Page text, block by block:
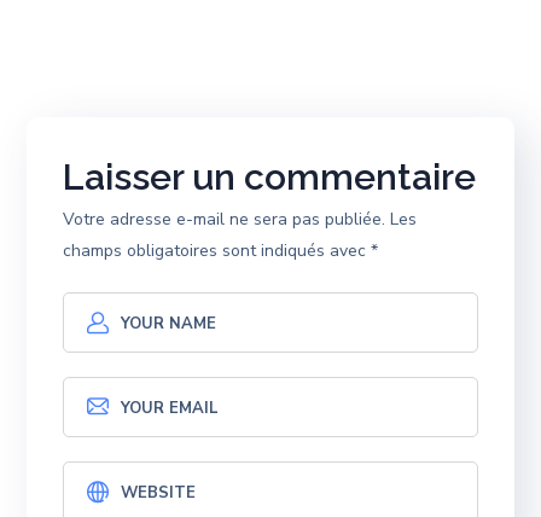
Laisser un commentaire
Votre adresse e-mail ne sera pas publiée. Les
champs obligatoires sont indiqués avec*